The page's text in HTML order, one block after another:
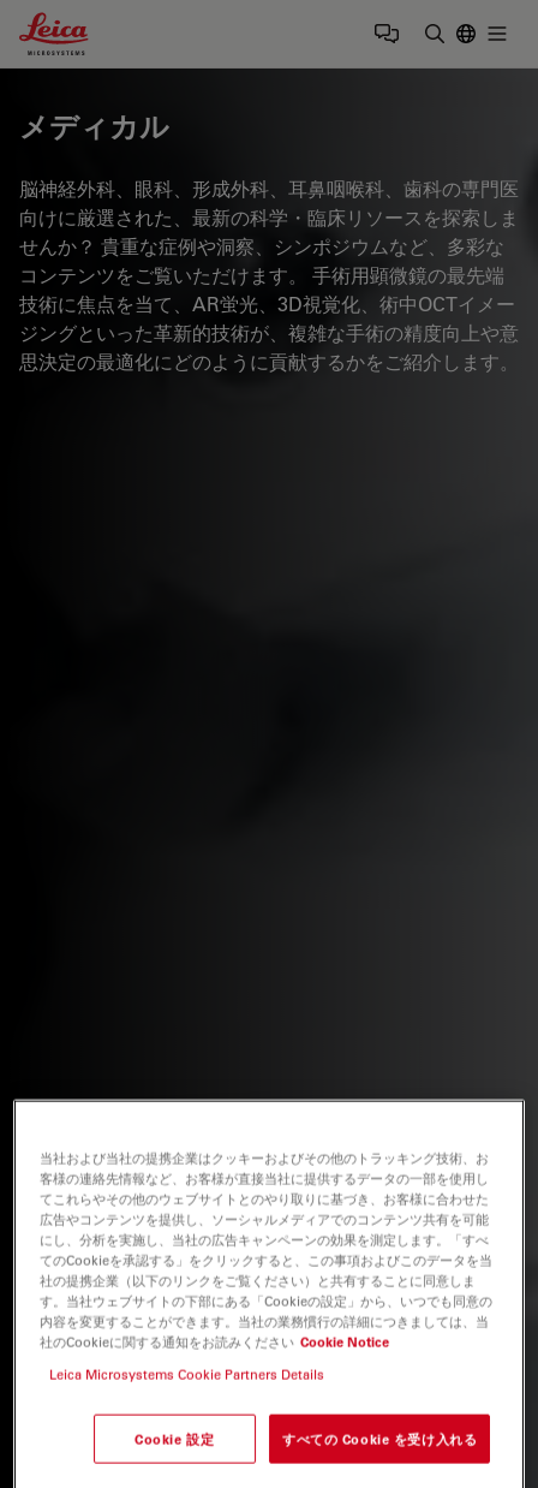
Leica Microsystems Logo
メディカル
脳神経外科、眼科、形成外科、耳鼻咽喉科、歯科の専門医
向けに厳選された、最新の科学・臨床リソースを探索しま
せんか？ 貴重な症例や洞察、シンポジウムなど、多彩な
コンテンツをご覧いただけます。 手術用顕微鏡の最先端
技術に焦点を当て、AR蛍光、3D視覚化、術中OCTイメー
ジングといった革新的技術が、複雑な手術の精度向上や意
思決定の最適化にどのように貢献するかをご紹介します。
当社および当社の提携企業はクッキーおよびその他のトラッキング技術、お
客様の連絡先情報など、お客様が直接当社に提供するデータの一部を使用し
てこれらやその他のウェブサイトとのやり取りに基づき、お客様に合わせた
広告やコンテンツを提供し、ソーシャルメディアでのコンテンツ共有を可能
にし、分析を実施し、当社の広告キャンペーンの効果を測定します。「すべ
てのCookieを承認する」をクリックすると、この事項およびこのデータを当
社の提携企業（以下のリンクをご覧ください）と共有することに同意しま
す。当社ウェブサイトの下部にある「Cookieの設定」から、いつでも同意の
内容を変更することができます。当社の業務慣行の詳細につきましては、当
社のCookieに関する通知をお読みください Cookie Notice
Leica Microsystems Cookie Partners Details
Cookie 設定 すべての Cookie を受け入れる